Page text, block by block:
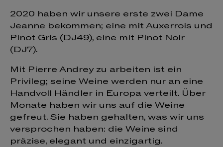
2020 haben wir unsere erste zwei Dame
Jeanne bekommen; eine mit Auxerrois und
Pinot Gris (DJ49), eine mit Pinot Noir
(DJ7).
Mit Pierre Andrey zu arbeiten ist ein
Privileg; seine Weine werden nur an eine
Handvoll Händler in Europa verteilt. Über
Monate haben wir uns auf die Weine
gefreut. Sie haben gehalten, was wir uns
versprochen haben: die Weine sind
präzise, elegant und einzigartig.